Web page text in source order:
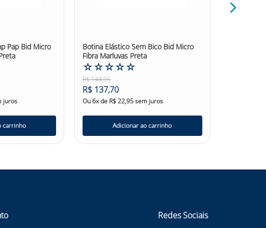
Pap Bid Micro
juros
carrinho
Botina Elástico Sem Bico Bid Micro
Fibra Marluvas Preta
☆☆☆☆☆
R$144,95
R$ 137,70
Ou6x de R$22,95sem juros
Adicionar ao carrinho
Redes Sociais